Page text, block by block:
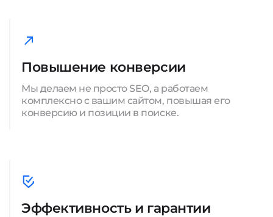
Повышение конверсии
Мы делаем не просто SEO, а работаем
комплексно с вашим сайтом, повышая его
конверсию и позиции в поиске.
Эффективность и гарантии